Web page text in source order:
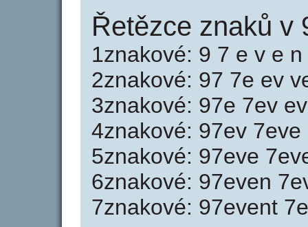
Řetězce znaků v
1znakové: 9 7 e v e n
2znakové: 97 7e ev
3znakové: 97e 7ev
4znakové: 97ev
5znakové: 97eve
6znakové: 97even
7znakové: 97event